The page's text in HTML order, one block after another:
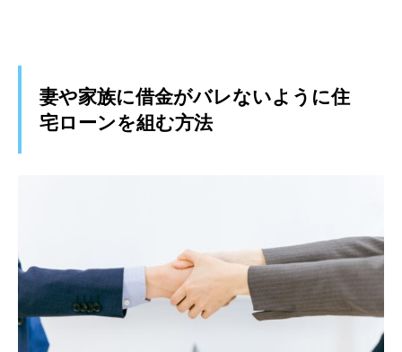
妻や家族に借金がバレないように住
宅ローンを組む方法